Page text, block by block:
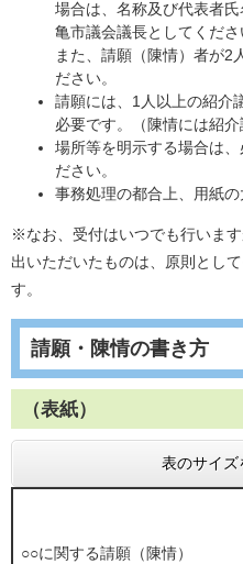
場合は、名称及び代表者
亀市議会議長としてくださ
また、請願（陳情）者が2
ださい。
請願には、1人以上の紹介
必要です。（陳情には紹介
場所等を明示する場合は
ださい。
事務処理の都合上、用紙の
※なお、受付はいつでも行いま
出いただいたものは、原則とし
す。
請願・陳情の書き方
（表紙）
表のサイズ
○○に関する請願（陳情）